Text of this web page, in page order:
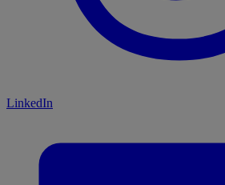
LinkedIn